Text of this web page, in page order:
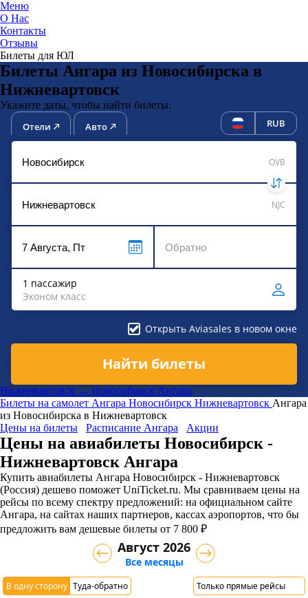
Меню
О Нас
Контакты
Отзывы
Билеты для ЮЛ
Билеты Ангара из Новосибирска в
Нижневартовск
Укажите даты, чтобы найти билеты:
Отели Авто RUB
OVB
NJC
1 пассажир
Эконом класс
Открыть Aviasales в новом окне
Найти билеты
Нижневартовск → Новосибирск Ангара
Билеты на самолет Ангара Новосибирск Нижневартовск Ангара
из Новосибирска в Нижневартовск
Цены на билеты
Расписание Ангара Акции
Цены на авиабилеты Новосибирск -
Нижневартовск Ангара
Купить авиабилеты Ангара Новосибирск - Нижневартовск
(Россия) дешево поможет UniTicket.ru. Мы сравниваем цены на
рейсы по всему спектру предложений: на официальном сайте
Ангара, на сайтах наших партнеров, кассах аэропортов, что бы
предложить вам дешевые билеты от 7 800 ₽
В одну сторону Туда-обратно Только прямые рейсы
Август 2026
Все месяцы